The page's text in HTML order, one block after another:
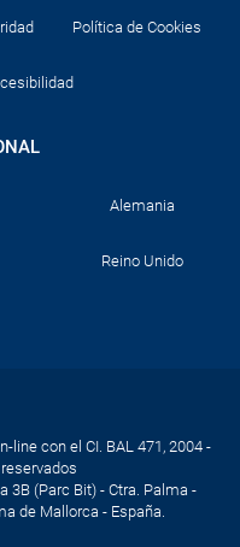
Política de Cookies
Alemania
Reino Unido
line con el CI. BAL 471, 2004 -
3B (Parc Bit) - Ctra. Palma -
de Mallorca - España.